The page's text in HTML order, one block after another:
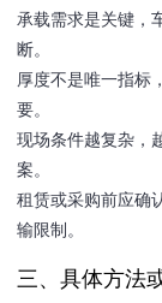
承载需求是关键，
断。
厚度不是唯一指标
要。
现场条件越复杂，
案。
租赁或采购前应确
输限制。
三、具体方法